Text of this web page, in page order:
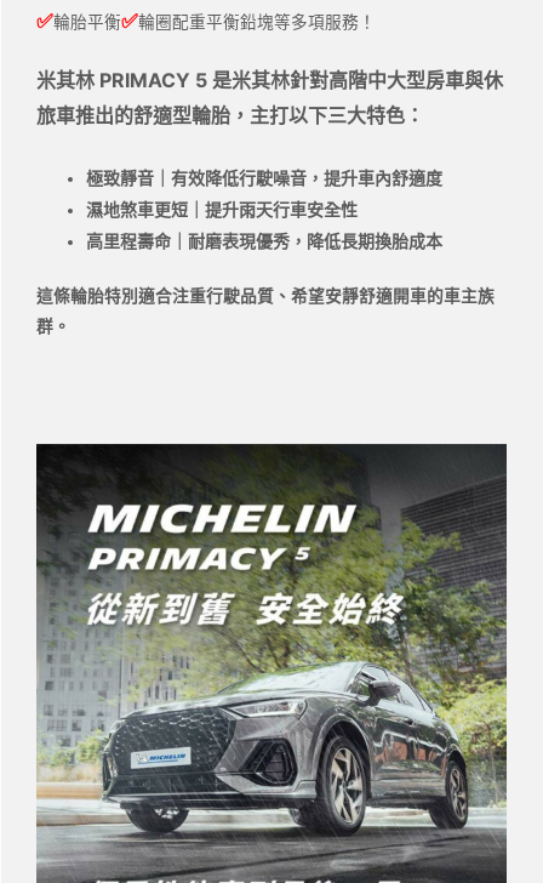
✅輪胎平衡✅輪圈配重平衡鉛塊等多項服務！
米其林 PRIMACY 5 是米其林針對高階中大型房車與休
旅車推出的舒適型輪胎，主打以下三大特色：
極致靜音｜有效降低行駛噪音，提升車內舒適度
濕地煞車更短｜提升雨天行車安全性
高里程壽命｜耐磨表現優秀，降低長期換胎成本
這條輪胎特別適合注重行駛品質、希望安靜舒適開車的車主族
群。